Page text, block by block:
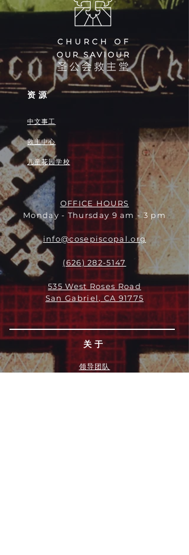
资源
中文事工
救主中心
儿童花园学校
OFFICE HOURS
Monday - Thursday 9 am - 3 pm
info@cosepiscopal.org
(626) 282-5147
535 West Roses Road
San Gabriel, CA 91775
关于
领导团队